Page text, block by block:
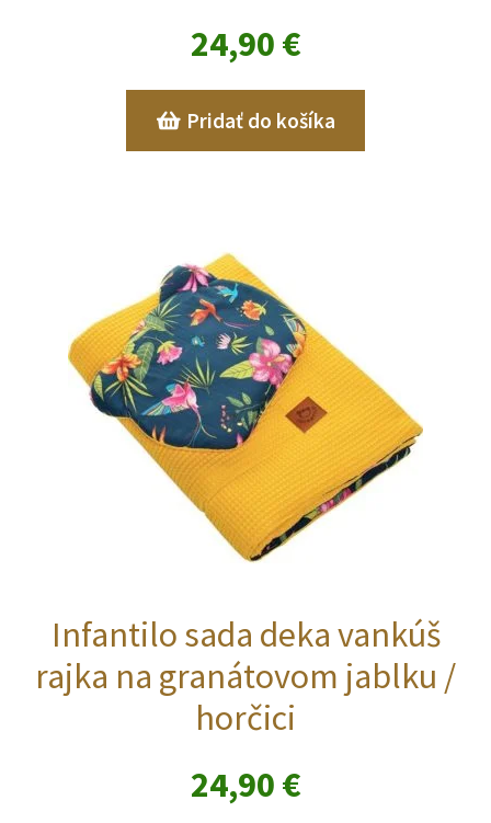
24,90 €
Pridať do košíka
Infantilo sada deka vankúš
rajka na granátovom jablku /
horčici
24,90 €